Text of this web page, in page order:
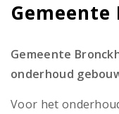
Gemeente
onderhoud
Voor het